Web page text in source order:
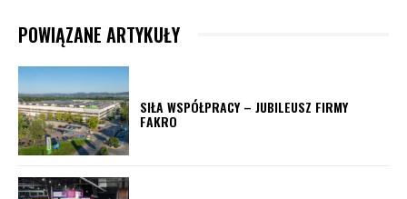
POWIĄZANE ARTYKUŁY
SIŁA WSPÓŁPRACY – JUBILEUSZ FIRMY
FAKRO